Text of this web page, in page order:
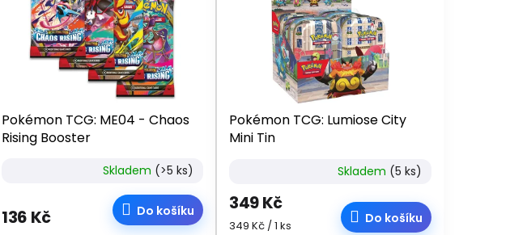
Pokémon TCG: ME04 - Chaos
Rising Booster
Skladem (>5 ks)
136 Kč Do košíku
Pokémon TCG: Lumiose City
Mini Tin
Skladem (5 ks)
349 Kč
Měrná
349 Kč / 1 ks Do košíku